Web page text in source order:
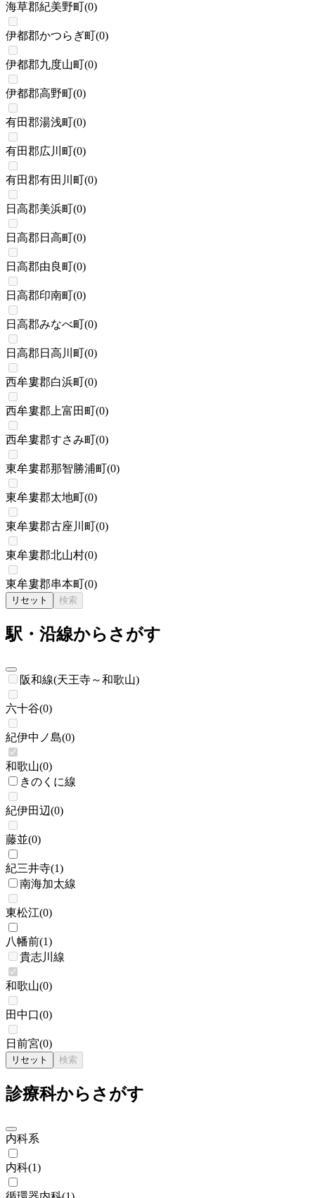
海草郡紀美野町(0)
伊都郡かつらぎ町(0)
伊都郡九度山町(0)
伊都郡高野町(0)
有田郡湯浅町(0)
有田郡広川町(0)
有田郡有田川町(0)
日高郡美浜町(0)
日高郡日高町(0)
日高郡由良町(0)
日高郡印南町(0)
日高郡みなべ町(0)
日高郡日高川町(0)
西牟婁郡白浜町(0)
西牟婁郡上富田町(0)
西牟婁郡すさみ町(0)
東牟婁郡那智勝浦町(0)
東牟婁郡太地町(0)
東牟婁郡古座川町(0)
東牟婁郡北山村(0)
東牟婁郡串本町(0)
リセット 検索
駅・沿線からさがす
阪和線(天王寺～和歌山)
六十谷(0)
紀伊中ノ島(0)
和歌山(0)
きのくに線
紀伊田辺(0)
藤並(0)
紀三井寺(1)
南海加太線
東松江(0)
八幡前(1)
貴志川線
和歌山(0)
田中口(0)
日前宮(0)
リセット 検索
診療科からさがす
内科系
内科(1)